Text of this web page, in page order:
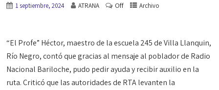
1 septiembre, 2024 ATRANA Off Archivo
“El Profe” Héctor, maestro de la escuela 245 de Villa Llanquin,
Río Negro, contó que gracias al mensaje al poblador de Radio
Nacional Bariloche, pudo pedir ayuda y recibir auxilio en la
ruta. Criticó que las autoridades de RTA levanten la